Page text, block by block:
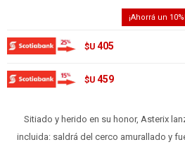
10
$U 405
$U 459
Sitiado y herido en su honor, Asterix
incluida: saldrá del cerco amurallado y